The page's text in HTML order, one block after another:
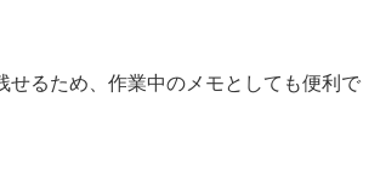
せるため、作業中のメモとしても便利で